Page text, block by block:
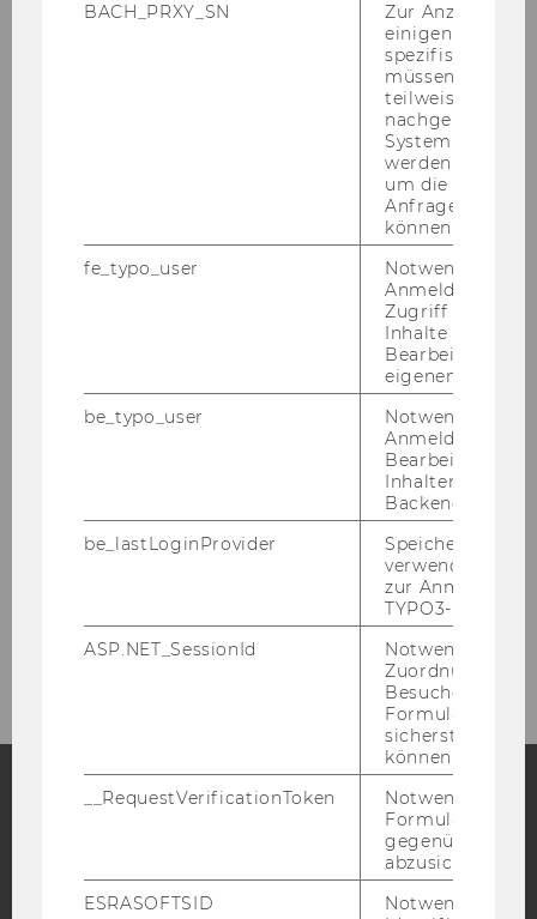
Zentrum für Nonprofit-Organisationen
Wir für Sie
Über Uns
Blog
BACH_PRXY_SN
Zur Anzeige von
einigen WU-
spezifischen
müssen
teilweise von
nachgelagerten
System
werden.
um die Antwort
Anfrage
können.
fe_typo_user
Notwendig für
Anmeldung und
Zugriff auf
Inhalte oder zur
Bearbeitung des
eigenen Profils.
be_typo_user
Notwendig für
Anmeldung und
Bearbeitung von
Inhalten im
Backend.
be_lastLoginProvider
Speichert die
verwendete
zur Anmeldung
TYPO3-Backend.
ASP.NET_SessionId
Notwendig, um
Zuordnung von
Besucher zu
sicherstellen zu
können.
__RequestVerificationToken
Notwendig, um
gegenüber
abzusichern.
ESRASOFTSID
Notwendig zur